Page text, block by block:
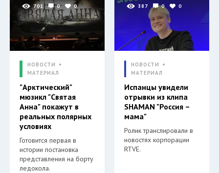
701 0 0
НОВОСТИ
МАТЕРИАЛ
"Арктический"
мюзикл "Святая
Анна" покажут в
реальных полярных
условиях
Готовится первая в
истории постановка
представления на борту
ледокола.
387 0 0
НОВОСТИ
МАТЕРИАЛ
Испанцы увидели
отрывки из клипа
SHAMAN "Россия –
мама"
Ролик транслировали в
новостях корпорации
RTVE.